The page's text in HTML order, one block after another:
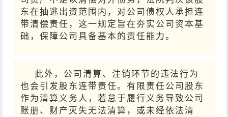
东在抽逃出资范围内，对公司债权人承担连
带清偿责任，这一规定旨在夯实公司资本基
础，保障公司具备基本的责任能力。
此外，公司清算、注销环节的违法行为
也会引发股东连带责任。有限责任公司股东
作为清算义务人，若怠于履行义务导致公司
账册、财产灭失无法清算，或未经依法清